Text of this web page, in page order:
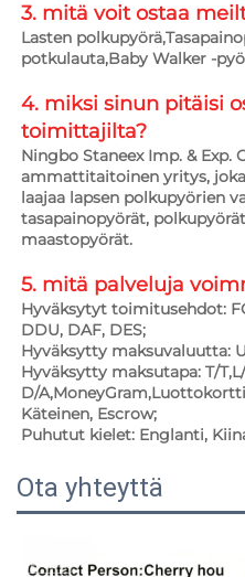
3. mitä voit ostaa
Lasten
potkulauta,Baby Walker -
4. miksi sinun pitäisi
toimittajilta?
Ningbo Staneex Imp. & Exp.
ammattitaitoinen yritys,
laajaa lapsen polkupyörien
tasapainopyörät,
maastopyörät.
5. mitä palveluja
Hyväksytyt toimitusehdot:
DDU, DAF, DES;
Hyväksytty maksuvaluutta:
Hyväksytty maksutapa: T/
D/
Käteinen, Escrow;
Puhutut kielet: Englanti,
Ota yhteyttä